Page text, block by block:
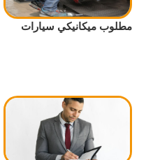
مطلوب ميكانيكي سيارات